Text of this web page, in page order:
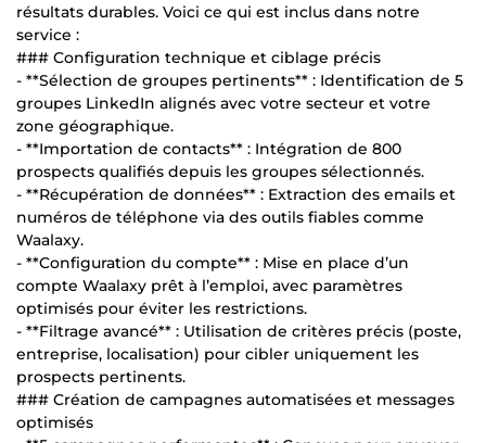
résultats durables. Voici ce qui est inclus dans notre
service :
### Configuration technique et ciblage précis
- **Sélection de groupes pertinents** : Identification de 5
groupes LinkedIn alignés avec votre secteur et votre
zone géographique.
- **Importation de contacts** : Intégration de 800
prospects qualifiés depuis les groupes sélectionnés.
- **Récupération de données** : Extraction des emails et
numéros de téléphone via des outils fiables comme
Waalaxy.
- **Configuration du compte** : Mise en place d’un
compte Waalaxy prêt à l’emploi, avec paramètres
optimisés pour éviter les restrictions.
- **Filtrage avancé** : Utilisation de critères précis (poste,
entreprise, localisation) pour cibler uniquement les
prospects pertinents.
### Création de campagnes automatisées et messages
optimisés